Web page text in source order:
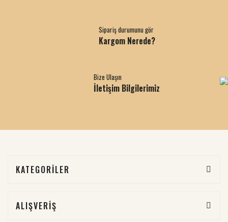
Sipariş durumunu gör
Kargom Nerede?
Bize Ulaşın
İletişim Bilgilerimiz
KATEGORİLER
ALIŞVERİŞ